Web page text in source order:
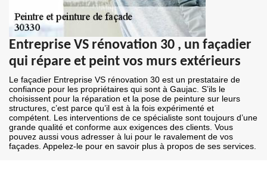
Entreprise VS rénovation 30 , un façadier
qui répare et peint vos murs extérieurs
Le façadier Entreprise VS rénovation 30 est un prestataire de
confiance pour les propriétaires qui sont à Gaujac. S’ils le
choisissent pour la réparation et la pose de peinture sur leurs
structures, c’est parce qu’il est à la fois expérimenté et
compétent. Les interventions de ce spécialiste sont toujours d’une
grande qualité et conforme aux exigences des clients. Vous
pouvez aussi vous adresser à lui pour le ravalement de vos
façades. Appelez-le pour en savoir plus à propos de ses services.